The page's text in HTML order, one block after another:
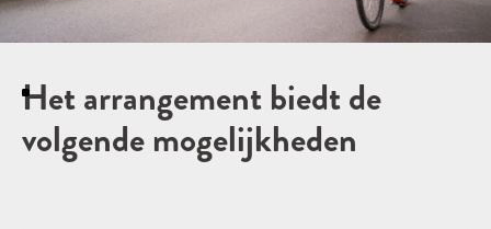
Het arrangement biedt de
volgende mogelijkheden